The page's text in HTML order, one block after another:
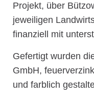
Projekt, über
jeweiligen
finanziell mit
Gefertigt wurden
GmbH,
und farblich